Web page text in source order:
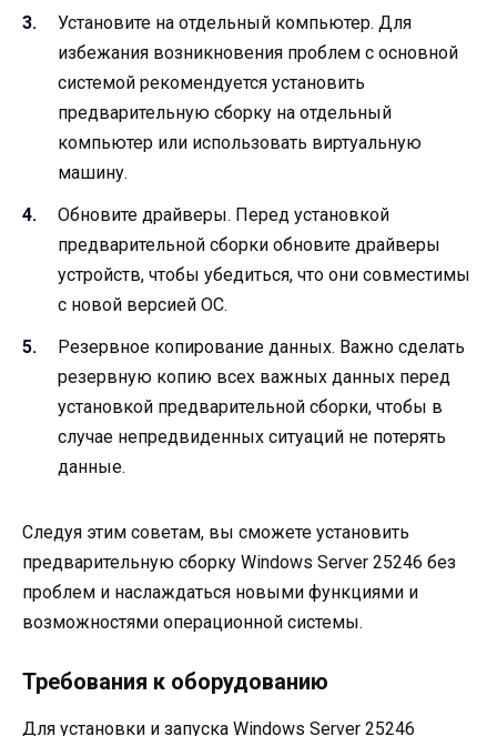
Установите на отдельный компьютер. Для
избежания возникновения проблем с основной
системой рекомендуется установить
предварительную сборку на отдельный
компьютер или использовать виртуальную
машину.
Обновите драйверы. Перед установкой
предварительной сборки обновите драйверы
устройств, чтобы убедиться, что они совместимы
с новой версией ОС.
Резервное копирование данных. Важно сделать
резервную копию всех важных данных перед
установкой предварительной сборки, чтобы в
случае непредвиденных ситуаций не потерять
данные.
Следуя этим советам, вы сможете установить
предварительную сборку Windows Server 25246 без
проблем и наслаждаться новыми функциями и
возможностями операционной системы.
Требования к оборудованию
Для установки и запуска Windows Server 25246